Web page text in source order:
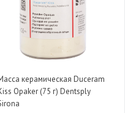
керамическая Duceram
Opaker (75 г) Dentsply